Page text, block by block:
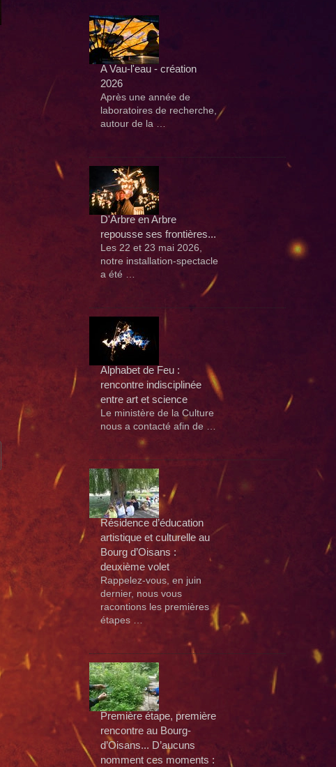
A Vau-l'eau - création
2026
Après une année de
laboratoires de recherche,
autour de la …
D'Arbre en Arbre
repousse ses frontières...
Les 22 et 23 mai 2026,
notre installation-spectacle
a été …
Alphabet de Feu :
rencontre indisciplinée
entre art et science
Le ministère de la Culture
nous a contacté afin de …
Résidence d’éducation
artistique et culturelle au
Bourg d’Oisans :
deuxième volet
Rappelez-vous, en juin
dernier, nous vous
racontions les premières
étapes …
Première étape, première
rencontre au Bourg-
d’Oisans... D’aucuns
nomment ces moments :